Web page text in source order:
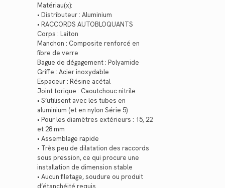
Matériau(x):
• Distributeur : Aluminium
• RACCORDS AUTOBLOQUANTS
Corps : Laiton
Manchon : Composite renforcé en
fibre de verre
Bague de dégagement : Polyamide
Griffe : Acier inoxydable
Espaceur : Résine acétal
Joint torique : Caoutchouc nitrile
• S’utilisent avec les tubes en
aluminium (et en nylon Série 5)
• Pour les diamètres extérieurs : 15, 22
et 28 mm
• Assemblage rapide
• Très peu de dilatation des raccords
sous pression, ce qui procure une
installation de dimension stable
• Aucun filetage, soudure ou produit
d’étanchéité requis